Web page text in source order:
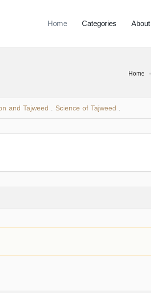
Home Categories About
Home
and Tajweed Science of Tajweed